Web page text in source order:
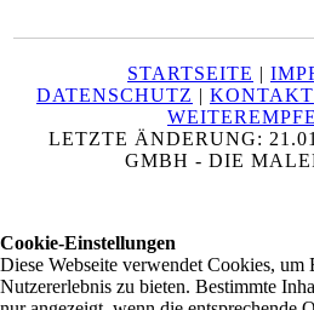
STARTSEITE |
DATENSCHUTZ | KONTAKT
LETZTE ÄNDERUNG:
GMBH - DIE
Cookie-Einstellungen
Diese Webseite verwendet Cookies, um
Nutzererlebnis zu bieten. Bestimmte